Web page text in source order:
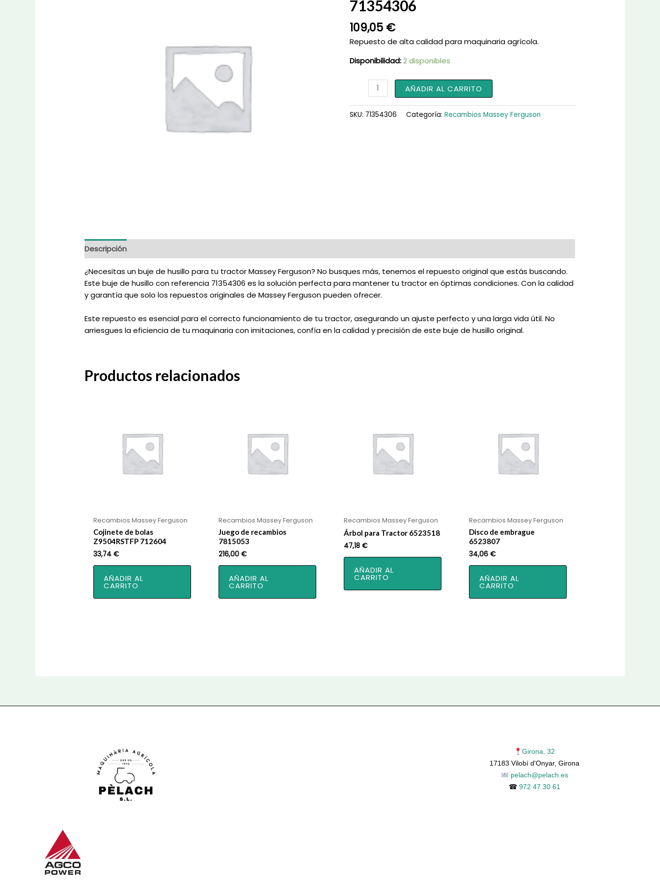
71354306
109,05 €
Repuesto de alta calidad para maquinaria agrícola.
Disponibilidad:2 disponibles
Husillo
para
AÑADIR AL CARRITO
SKU: 71354306 Categoría: Recambios Massey Ferguson
Descripción
¿Necesitas un buje de husillo para tu tractor Massey Ferguson? No busques más, tenemos el repuesto original que estás buscando.
Este buje de husillo con referencia 71354306 es la solución perfecta para mantener tu tractor en óptimas condiciones. Con la calidad
y garantía que solo los repuestos originales de Massey Ferguson pueden ofrecer.
Este repuesto es esencial para el correcto funcionamiento de tu tractor, asegurando un ajuste perfecto y una larga vida útil. No
arriesgues la eficiencia de tu maquinaria con imitaciones, confía en la calidad y precisión de este buje de husillo original.
Productos relacionados
Recambios Massey Ferguson
Cojinete de bolas
Z9504RSTFP 712604
33,74€
AÑADIR AL
CARRITO
Recambios Massey Ferguson
Juego de recambios
7815053
216,00€
AÑADIR AL
CARRITO
Recambios Massey Ferguson
Árbol para Tractor 6523518
47,18 €
AÑADIR AL
CARRITO
Recambios Massey Ferguson
Disco de embrague
6523807
34,06 €
AÑADIR AL
CARRITO
Girona, 32
17183 Vilobí d'Onyar, Girona
pelach@pelach.es
☎972 47 30 61